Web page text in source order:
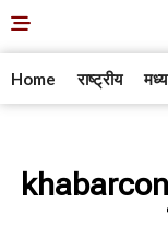
Home राष्ट्रीय